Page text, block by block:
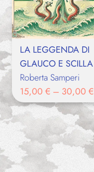
LA LEGGENDA DI
GLAUCO E SCILLA
Roberta Samperi
15,00 € – 30,00 €